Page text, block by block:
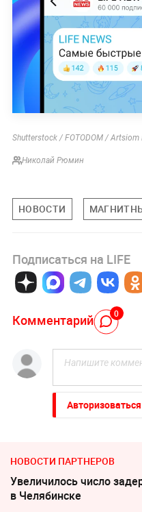
Shutterstock / FOTODOM / Artsiom
Николай Рюмин
НОВОСТИ
Подписаться на LIFE
Комментарий 0
Авторизоваться
НОВОСТИ ПАРТНЕРОВ
Увеличилось число
в Челябинске